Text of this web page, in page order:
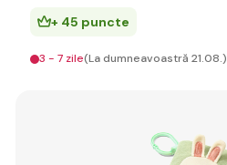
+ 45 puncte
3 - 7 zile(La dumneavoastră 21.08.)